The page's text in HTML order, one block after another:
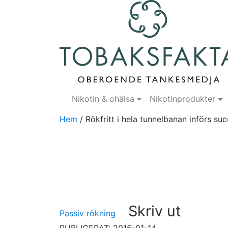
Nikotin & ohälsa
Nikotinprodukter
Hem / Rökfritt i hela tunnelbanan införs
Passiv rökning Skriv ut